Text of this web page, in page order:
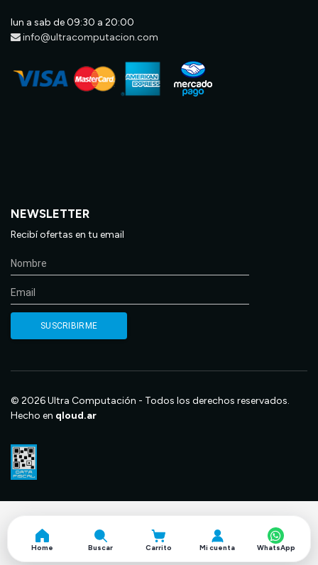
lun a sab de 09:30 a 20:00
info@ultracomputacion.com
NEWSLETTER
Recibí ofertas en tu email
© 2026 Ultra Computación - Todos los derechos reservados.
Hecho en qloud.ar
Home Buscar Carrito Mi cuenta